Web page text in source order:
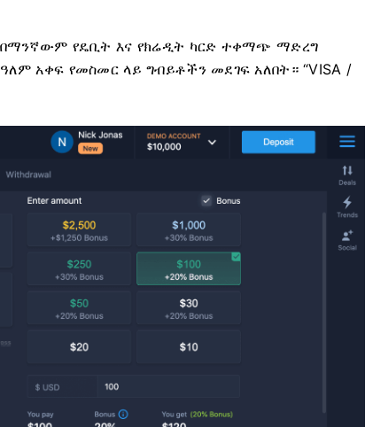
በማንኛውም የዴቢት እና የክሬዲት ካርድ ተቀማጭ ማድረግ
አቀፍ የመስመር ላይ ግብይቶችን መደገፍ አለበት። “VISA /